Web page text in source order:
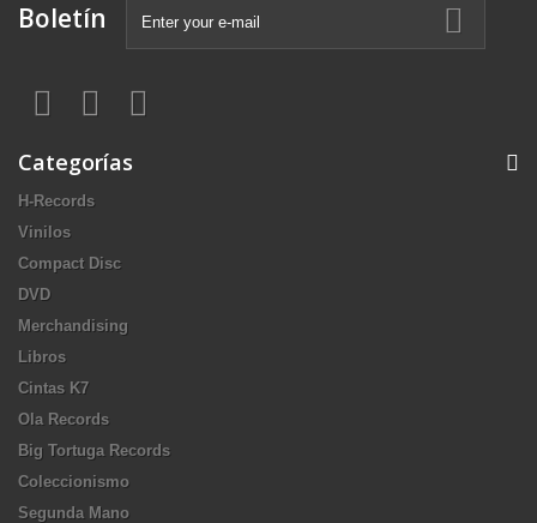
Boletín
Categorías
H-Records
Vinilos
Compact Disc
DVD
Merchandising
Libros
Cintas K7
Ola Records
Big Tortuga Records
Coleccionismo
Segunda Mano